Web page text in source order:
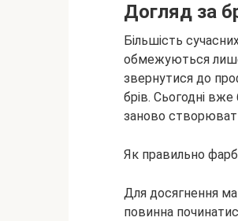
Догляд за
Більшість
обмежуються
звернутися до
брів. Сьогодні
заново
Як правильно
Для досягнення
повинна